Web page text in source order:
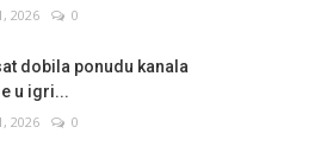
2026 0
dobila ponudu kanala
u igri...
2026 0